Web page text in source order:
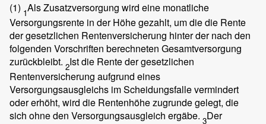
(1) 1Als Zusatzversorgung wird eine monatliche
Versorgungsrente in der Höhe gezahlt, um die die Rente
der gesetzlichen Rentenversicherung hinter der nach den
folgenden Vorschriften berechneten Gesamtversorgung
zurückbleibt. 2Ist die Rente der gesetzlichen
Rentenversicherung aufgrund eines
Versorgungsausgleichs im Scheidungsfalle vermindert
oder erhöht, wird die Rentenhöhe zugrunde gelegt, die
sich ohne den Versorgungsausgleich ergäbe. 3Der